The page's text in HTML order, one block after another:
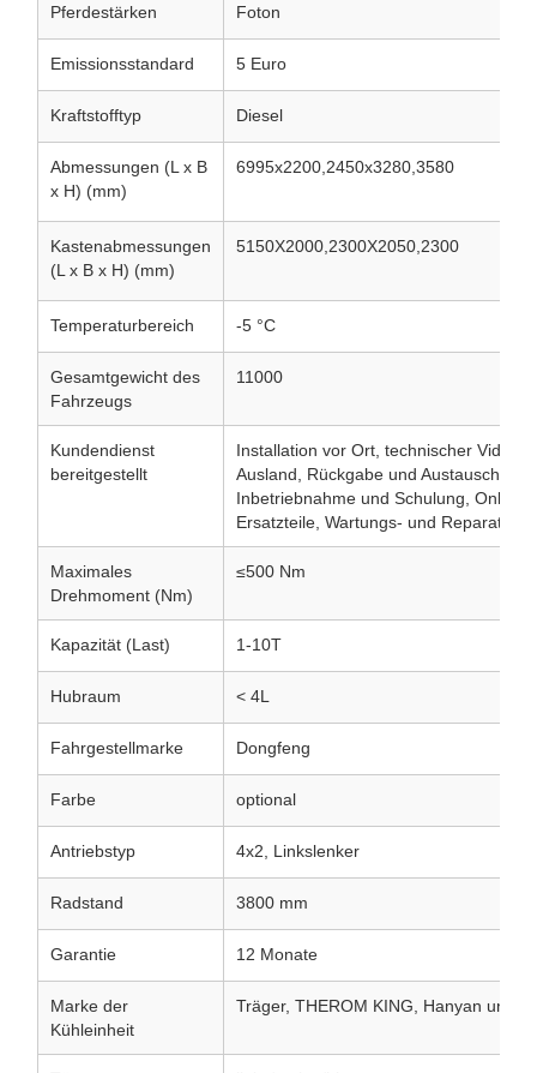
Pferdestärken Foton
Emissionsstandard 5 Euro
Kraftstofftyp Diesel
Abmessungen (L x B
x H) (mm)
6995x2200,2450x3280,3580
Kastenabmessungen
(L x B x H) (mm)
5150X2000,2300X2050,2300
Temperaturbereich -5 °C
Gesamtgewicht des
Fahrzeugs
11000
Kundendienst
bereitgestellt
Installation vor Ort, technischer Video-
Ausland, Rückgabe und Austausch,
Inbetriebnahme und Schulung, Online-
Ersatzteile, Wartungs- und
Maximales
Drehmoment (Nm)
≤500 Nm
Kapazität (Last) 1-10T
Hubraum < 4L
Fahrgestellmarke Dongfeng
Farbe optional
Antriebstyp 4x2, Linkslenker
Radstand 3800 mm
Garantie 12 Monate
Marke der
Kühleinheit
Träger, THEROM KING, Hanyan und